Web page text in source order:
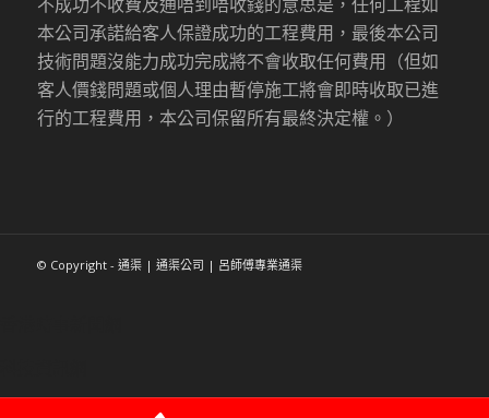
本公司承諾給客人保證成功的工程費用，最後本公司
技術問題沒能力成功完成將不會收取任何費用（但如
客人價錢問題或個人理由暫停施工將會即時收取已進
行的工程費用，本公司保留所有最終決定權。）
© Copyright - 通渠 | 通渠公司 | 呂師傅專業通渠